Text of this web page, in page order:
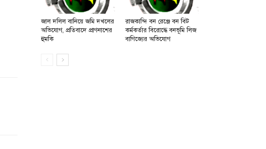
জাল দলিল বানিয়ে জমি দখলের
অভিযোগ, প্রতিবাদে প্রাণনাশের
হুমকি
রাজকান্দি বন রেঞ্জে বন বিট
কর্মকর্তার বিরোদ্ধে বনভূমি লিজ
বাণিজ্যের অভিযোগ